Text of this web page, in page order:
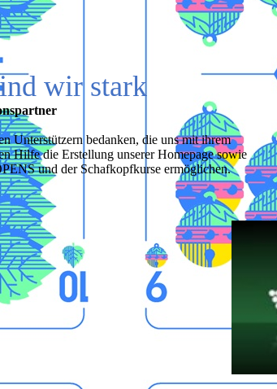
wir stark
Unterstützern bedanken, die uns mit ihrem
Hilfe die Erstellung unserer Homepage sowie
und der Schafkopfkurse ermöglichen.